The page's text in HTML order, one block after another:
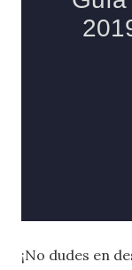
¡No dudes en